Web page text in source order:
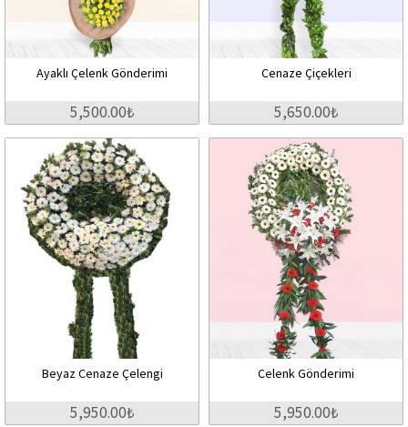
Ayaklı Çelenk Gönderimi
5,500.00₺
Cenaze Çiçekleri
5,650.00₺
Beyaz Cenaze Çelengi
5,950.00₺
Celenk Gönderimi
5,950.00₺